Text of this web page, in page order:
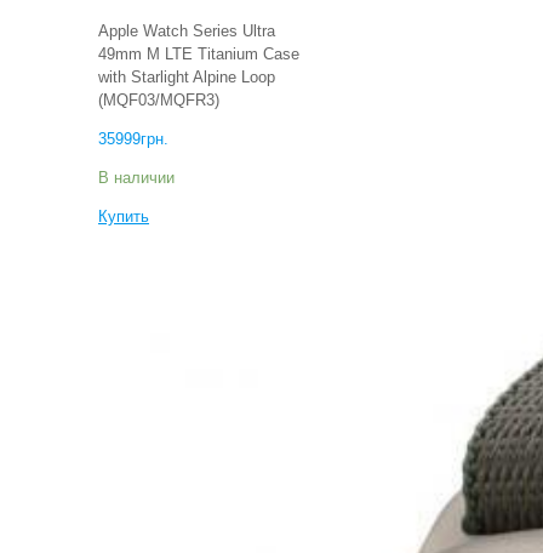
Apple Watch Series Ultra
49mm M LTE Titanium Case
with Starlight Alpine Loop
(MQF03/MQFR3)
35999грн.
В наличии
Купить